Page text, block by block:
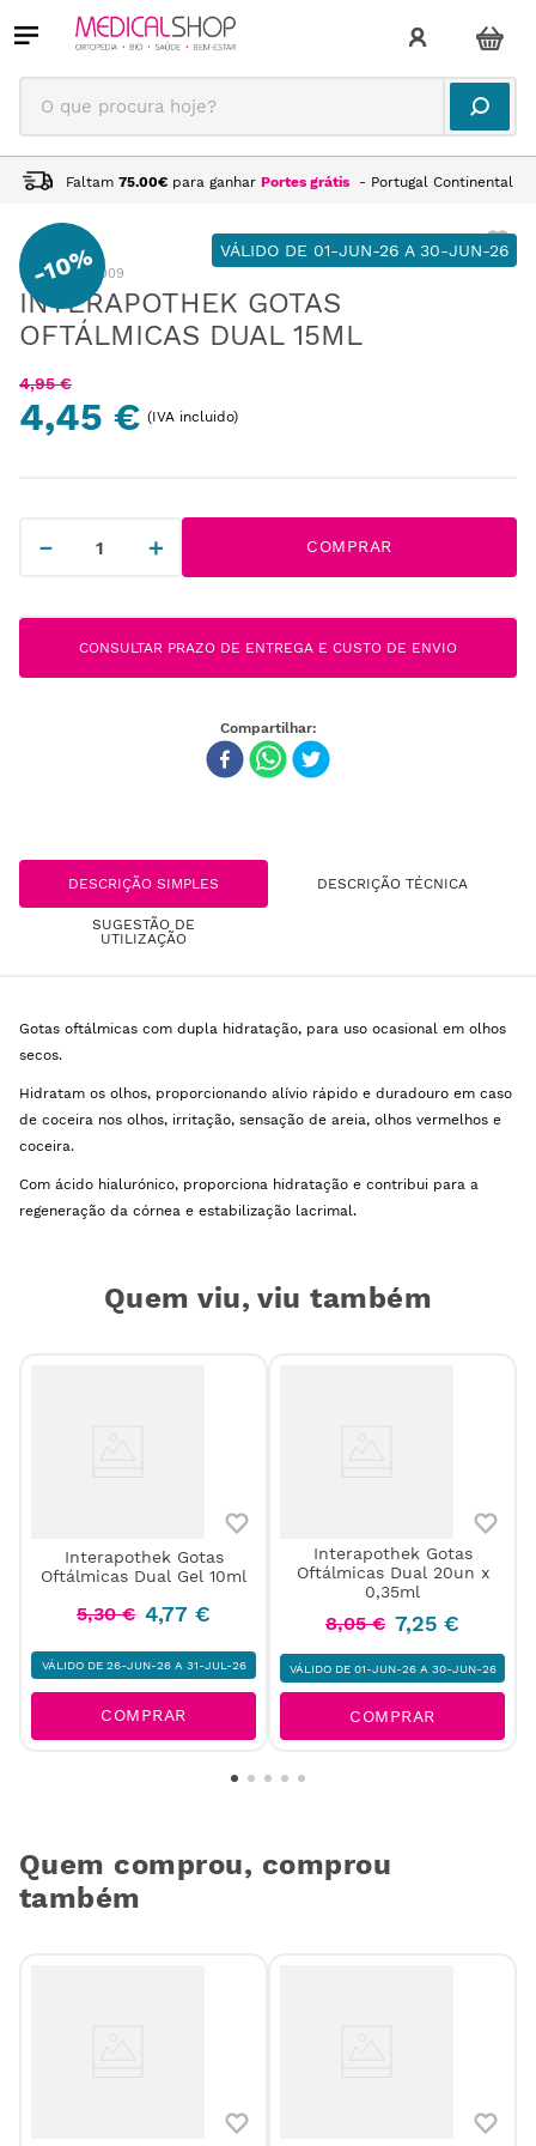
O que procura hoje?
Faltam 75.00€ para ganhar Portes grátis - Portugal Continental
-10% VÁLIDO DE 01-JUN-26 A 30-JUN-26
:VD0103009
INTERAPOTHEK GOTAS
OFTÁLMICAS DUAL 15ML
4,95 €
4,45 € (IVA incluido)
＋
－ COMPRAR
CONSULTAR PRAZO DE ENTREGA E CUSTO DE ENVIO
DESCRIÇÃO SIMPLES DESCRIÇÃO TÉCNICA
SUGESTÃO DE
UTILIZAÇÃO
Gotas oftálmicas com dupla hidratação, para uso ocasional em olhos
secos.
Hidratam os olhos, proporcionando alívio rápido e duradouro em caso
de coceira nos olhos, irritação, sensação de areia, olhos vermelhos e
coceira.
Com ácido hialurónico, proporciona hidratação e contribui para a
regeneração da córnea e estabilização lacrimal.
Quem viu, viu também
Interapothek Gotas
Oftálmicas Dual Gel 10ml
5,30 € 4,77 €
VÁLIDO DE 26-JUN-26 A 31-JUL-26
COMPRAR
Interapothek Gotas
Oftálmicas Dual 20un x
0,35ml
8,05 € 7,25 €
VÁLIDO DE 01-JUN-26 A 30-JUN-26
COMPRAR
Quem comprou, comprou
também